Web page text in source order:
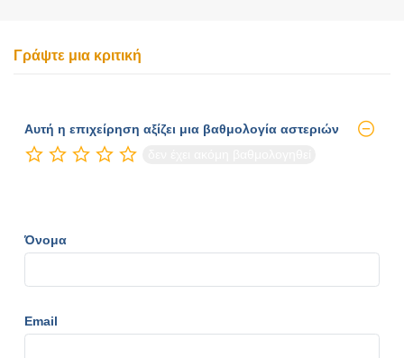
Γράψτε μια κριτική
Αυτή η επιχείρηση αξίζει μια βαθμολογία αστεριών
Όνομα
Email